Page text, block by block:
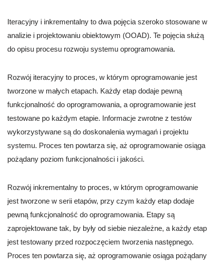
Iteracyjny i inkrementalny to dwa pojęcia szeroko stosowane w
analizie i projektowaniu obiektowym (OOAD). Te pojęcia służą
do opisu procesu rozwoju systemu oprogramowania.
Rozwój iteracyjny to proces, w którym oprogramowanie jest
tworzone w małych etapach. Każdy etap dodaje pewną
funkcjonalność do oprogramowania, a oprogramowanie jest
testowane po każdym etapie. Informacje zwrotne z testów
wykorzystywane są do doskonalenia wymagań i projektu
systemu. Proces ten powtarza się, aż oprogramowanie osiąga
pożądany poziom funkcjonalności i jakości.
Rozwój inkrementalny to proces, w którym oprogramowanie
jest tworzone w serii etapów, przy czym każdy etap dodaje
pewną funkcjonalność do oprogramowania. Etapy są
zaprojektowane tak, by były od siebie niezależne, a każdy etap
jest testowany przed rozpoczęciem tworzenia następnego.
Proces ten powtarza się, aż oprogramowanie osiąga pożądany